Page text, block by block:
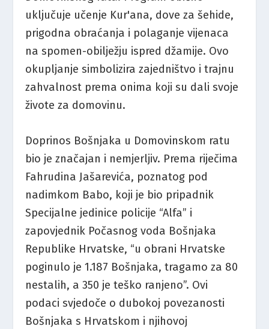
uključuje učenje Kur'ana, dove za šehide,
prigodna obraćanja i polaganje vijenaca
na spomen-obilježju ispred džamije. Ovo
okupljanje simbolizira zajedništvo i trajnu
zahvalnost prema onima koji su dali svoje
živote za domovinu.
Doprinos Bošnjaka u Domovinskom ratu
bio je značajan i nemjerljiv. Prema riječima
Fahrudina Jašarevića, poznatog pod
nadimkom Babo, koji je bio pripadnik
Specijalne jedinice policije “Alfa” i
zapovjednik Počasnog voda Bošnjaka
Republike Hrvatske, “u obrani Hrvatske
poginulo je 1.187 Bošnjaka, tragamo za 80
nestalih, a 350 je teško ranjeno”. Ovi
podaci svjedoče o dubokoj povezanosti
Bošnjaka s Hrvatskom i njihovoj